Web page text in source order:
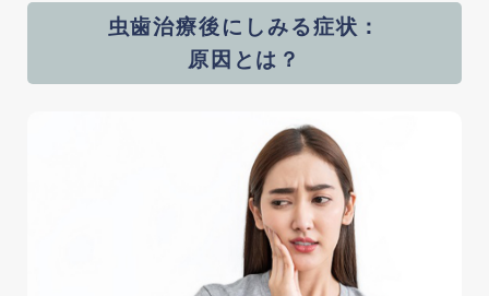
虫歯治療後にしみる症状：
原因とは？